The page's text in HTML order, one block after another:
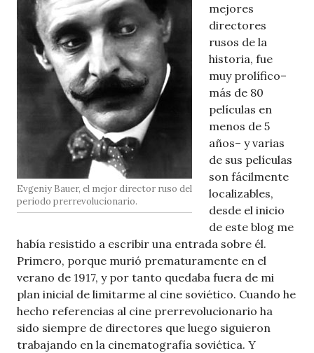
Evgeniy Bauer, el mejor director ruso del
periodo prerrevolucionario.
mejores
directores
rusos de la
historia, fue
muy prolífico–
más de 80
películas en
menos de 5
años– y varias
de sus películas
son fácilmente
localizables,
desde el inicio
de este blog me
había resistido a escribir una entrada sobre él.
Primero, porque murió prematuramente en el
verano de 1917, y por tanto quedaba fuera de mi
plan inicial de limitarme al cine soviético. Cuando he
hecho referencias al cine prerrevolucionario ha
sido siempre de directores que luego siguieron
trabajando en la cinematografía soviética. Y